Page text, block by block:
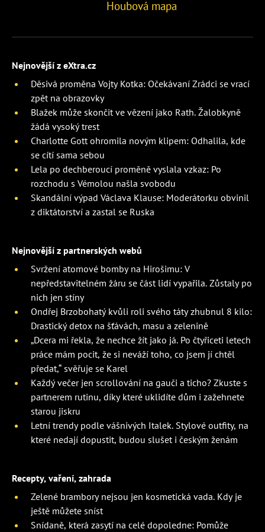
Houbová mapa
Nejnovější z eXtra.cz
Děsivá proměna Vojty Kotka: Očekávaní Zrádci se vrací
zpět na obrazovky
Blažek může skončit ve vězení jako Rath. Žalobkyně
žádá vysoký trest
Charlotte Gott ohromila novým klipem: Odhalila, kde
se cítí sama sebou
Lela po dechberoucí proměně vyslala vzkaz: Po
rozchodu s Vémolou našla svobodu
Skandální výpad Václava Klause: Moderátorku obvinil
z diktátorství a zastal se Ruska
Nejnovější z partnerských webů
Svržení atomové bomby na Hirošimu: V
nepředstavitelném žáru se část lidí vypařila. Zůstaly po
nich jen stíny
Ondřej Brzobohatý kvůli roli svého táty zhubnul 8 kilo:
Drastický detox na šťávách, masu a zelenině
„Dcera mi řekla, že nechce žít jako já. Po čtyřiceti letech
práce mám pocit, že si neváží toho, co jsem jí chtěl
předat,“ svěřuje se Karel
Každý večer jen scrollování na gauči a ticho? Zkuste s
partnerem rutinu, díky které uklidíte dům i zažehnete
starou jiskru
Letní trendy podle vášnivých Italek. Stylové outfity, na
které nedají dopustit, budou slušet i českým ženám
Recepty, vaření, zahrada
Zelené brambory nejsou jen kosmetická vada. Kdy je
ještě můžete sníst
Snídaně, která zasytí na celé dopoledne: Pomůže